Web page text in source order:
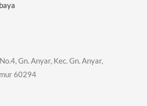
Gn. Anyar, Kec. Gn. Anyar,
60294